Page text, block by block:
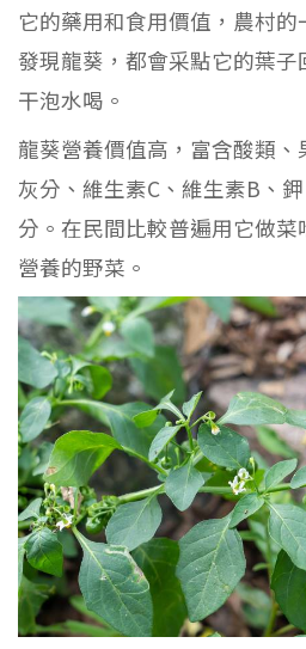
它的藥用和食用價值，農村
發現龍葵，都會采點它的葉
干泡水喝。
龍葵營養價值高，富含酸類、
灰分、維生素C、維生素B、
分。在民間比較普遍用它做菜
營養的野菜。